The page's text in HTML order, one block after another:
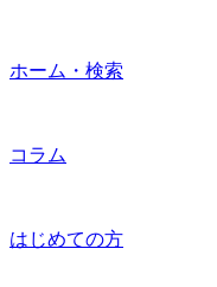
ホーム・検索
コラム
はじめての方